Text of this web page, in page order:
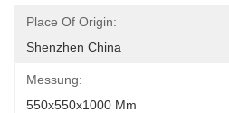
Place Of Origin:
Shenzhen China
Messung:
550x550x1000 Mm